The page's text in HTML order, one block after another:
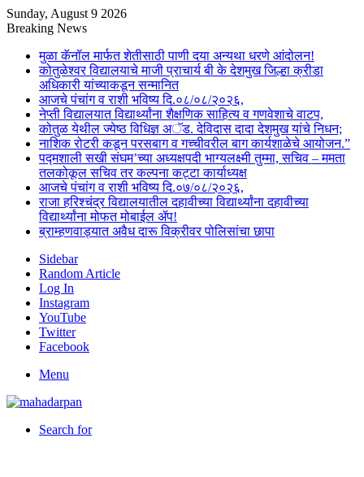
Sunday, August 9 2026
Breaking News
मुळा कॅनॉल मार्फत शेतीसाठी पाणी दया अन्यथा धरणे आंदोलन!
कोतुळेश्वर विद्यालयाचे माजी प्राचार्य बी के देशमुख जिल्हा क्रीडा
अधिकारी यांच्याकडून सन्मानित
आजचे पंचांग व राशी भविष्य दि.०८/०८/२०२६,
नेप्ती विद्यालयात विद्यार्थ्यांना शैक्षणिक साहित्य व गणवेशाचे वाटप,
कोतुळ येथील ज्येष्ठ विधिज्ञ अॅड. देविदास दादा देशमुख यांचे निधन;
नाशिक रोटरी कडून परसबाग व गच्चीवरील बाग कार्यशाळेचे आयोजन.”
पद्मशाली सखी संघम’च्या अध्यक्षपदी भाग्यलक्ष्मी तुम्मा, सचिव – ममता
तलकोकूल सचिव तर कल्पना कट्टा कार्याध्यक्ष
आजचे पंचांग व राशी भविष्य दि.०७/०८/२०२६,
राजा हरिश्चंद्र विद्यालयातील दहावीच्या विद्यार्थ्यांना दहावीच्या
विद्यार्थ्यांना मोफत मोबाईल ॲप!
ब्राम्हणवाड्यात अवैध दारू विक्रीवर पोलिसांचा छापा
Sidebar
Random Article
Log In
Instagram
YouTube
Twitter
Facebook
Menu
Search for